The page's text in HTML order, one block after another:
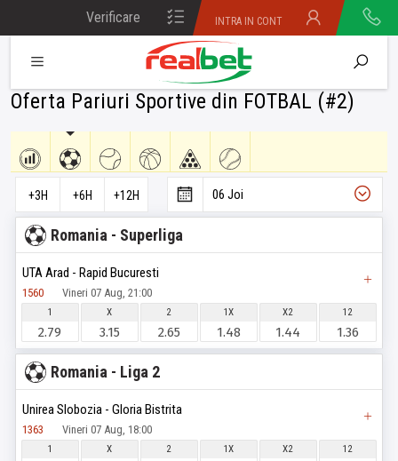
Verificare INTRA IN CONT
Oferta Pariuri Sportive din FOTBAL (#2)
+3H +6H +12H 06 Joi
Romania - Superliga
UTA Arad - Rapid Bucuresti
1560 Vineri 07 Aug, 21:00
1
2.79
X
3.15
2
2.65
1X
1.48
X2
1.44
12
1.36
Romania - Liga 2
Unirea Slobozia - Gloria Bistrita
1363 Vineri 07 Aug, 18:00
1 X 2 1X X2 12